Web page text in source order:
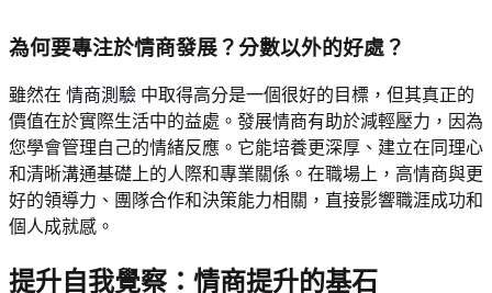
為何要專注於情商發展？分數以外的好處？
雖然在 情商測驗 中取得高分是一個很好的目標，但其真正的
價值在於實際生活中的益處。發展情商有助於減輕壓力，因為
您學會管理自己的情緒反應。它能培養更深厚、建立在同理心
和清晰溝通基礎上的人際和專業關係。在職場上，高情商與更
好的領導力、團隊合作和決策能力相關，直接影響職涯成功和
個人成就感。
提升自我覺察：情商提升的基石